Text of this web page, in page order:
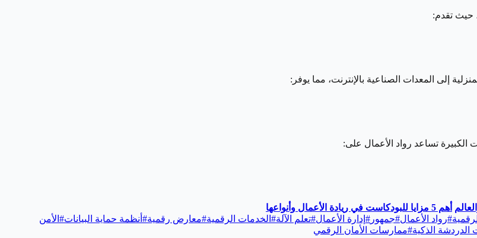
حيث تقدم:
إلى المعدات الصناعية بالإنترنت، مما يوفر:
الكبيرة تساعد رواد الأعمال على:
أهم 5 مزايا للبودكاست في ريادة الأعمال وأنواعها
#رواد الأعمال#جمهور # إدارة الأعمال#تعلم الآلة# الخدمات الرقمية#معارض رقمية# أنظمة حماية البيانات# الأمن
الدردشة الذكية#ممارسات الأمان الرقمي